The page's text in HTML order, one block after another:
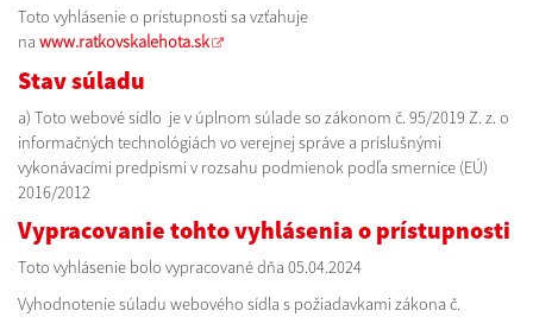
Toto vyhlásenie o prístupnosti sa vzťahuje
na www.ratkovskalehota.sk
Stav súladu
a) Toto webové sídlo je v úplnom súlade so zákonom č. 95/2019 Z. z. o
informačných technológiách vo verejnej správe a príslušnými
vykonávacími predpismi v rozsahu podmienok podľa smernice (EÚ)
2016/2012
Vypracovanie tohto vyhlásenia o prístupnosti
Toto vyhlásenie bolo vypracované dňa 05.04.2024
Vyhodnotenie súladu webového sídla s požiadavkami zákona č.